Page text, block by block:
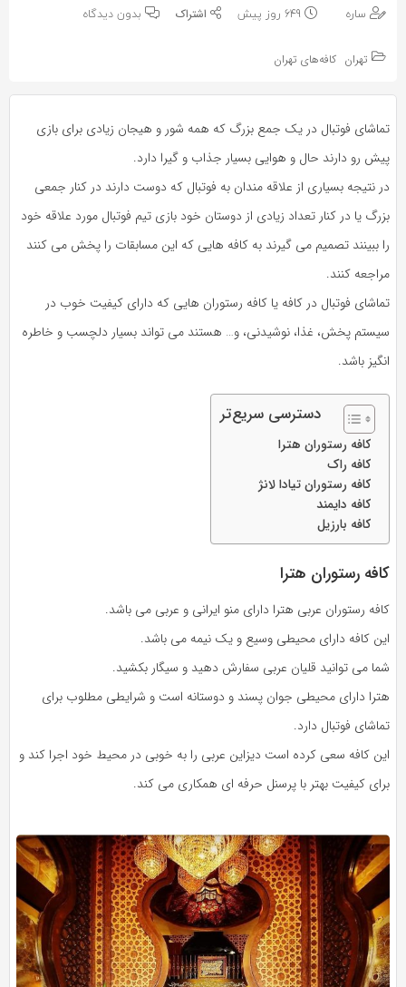
به
بگذارید.
کپی
لینک
ساره
به
بگذارید.
کپی
بدون دیدگاه
تهران کافه‌های تهران
تماشای فوتبال در یک جمع بزرگ که همه شور و هیجان زیادی برای بازی
پیش رو دارند حال و هوایی بسیار جذاب و گیرا دارد.
در نتیجه بسیاری از علاقه مندان به فوتبال که دوست دارند در کنار جمعی
بزرگ یا در کنار تعداد زیادی از دوستان خود بازی تیم فوتبال مورد علاقه خود
را ببینند تصمیم می گیرند به کافه هایی که این مسابقات را پخش می کنند
مراجعه کنند.
تماشای فوتبال در کافه یا کافه رستوران هایی که دارای کیفیت خوب در
سیستم پخش، غذا، نوشیدنی، و… هستند می تواند بسیار دلچسب و خاطره
انگیز باشد.
دسترسی سریع‌تر
کافه رستوران هترا
کافه راک
کافه رستوران تیادا لانژ
کافه دایمند
کافه بارزیل
کافه رستوران هترا
کافه رستوران عربی هترا دارای منو ایرانی و عربی می باشد.
این کافه دارای محیطی وسیع و یک نیمه می باشد.
شما می توانید قلیان عربی سفارش دهید و سیگار بکشید.
هترا دارای محیطی جوان پسند و دوستانه است و شرایطی مطلوب برای
تماشای فوتبال دارد.
این کافه سعی کرده است دیزاین عربی را به خوبی در محیط خود اجرا کند و
برای کیفیت بهتر با پرسنل حرفه ای همکاری می کند.